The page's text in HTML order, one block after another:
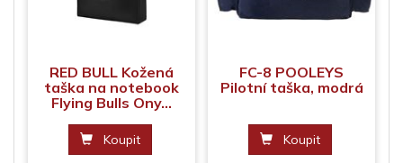
RED BULL Kožená
taška na notebook
Flying Bulls Ony...
Koupit
FC-8 POOLEYS
Pilotní taška, modrá
Koupit